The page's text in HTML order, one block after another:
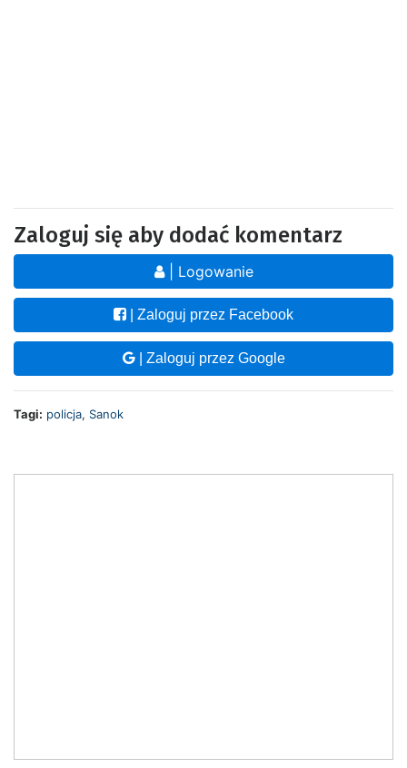
Zaloguj się aby dodać komentarz
| Logowanie
| Zaloguj przez Facebook
| Zaloguj przez Google
Tagi: policja, Sanok